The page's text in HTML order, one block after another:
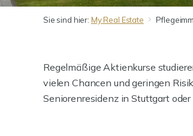
Sie sind hier: My Real Estate
Regelmäßige Aktienkurse
vielen Chancen und geringen
Seniorenresidenz in Stuttgart